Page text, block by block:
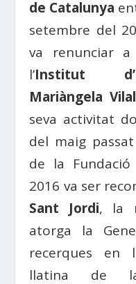
de Catalunya
setembre del
va renunciar a
l’Institut
Mariàngela
seva activitat
del maig
de la
2016 va ser
Sant Jordi, la
atorga la
recerques en
llatina de la